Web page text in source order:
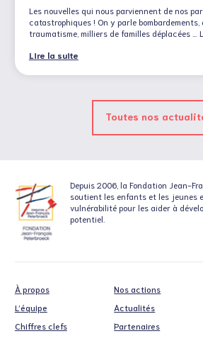
Lire la suite
Les nouvelles qui nous parviennent de nos
catastrophiques ! On y parle bombardements,
traumatisme, milliers de familles déplacées …
Toutes nos
Depuis 2006, la Fondation Jean-
soutient les enfants et les jeunes
vulnérabilité pour les aider à
potentiel.
À propos
L’équipe
Chiffres clefs
Nos actions
Actualités
Partenaires